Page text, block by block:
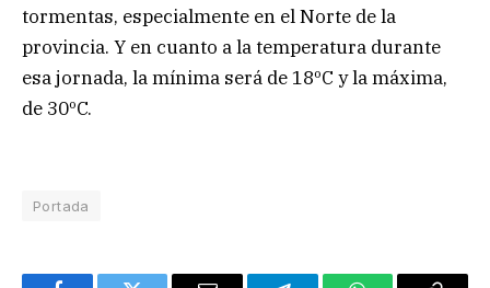
tormentas, especialmente en el Norte de la
provincia. Y en cuanto a la temperatura durante
esa jornada, la mínima será de 18ºC y la máxima,
de 30ºC.
Portada